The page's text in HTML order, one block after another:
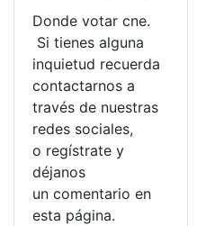
Donde votar cne.
Si tienes alguna
inquietud recuerda
contactarnos a
través de nuestras
redes sociales,
o regístrate y
déjanos
un comentario en
esta página.